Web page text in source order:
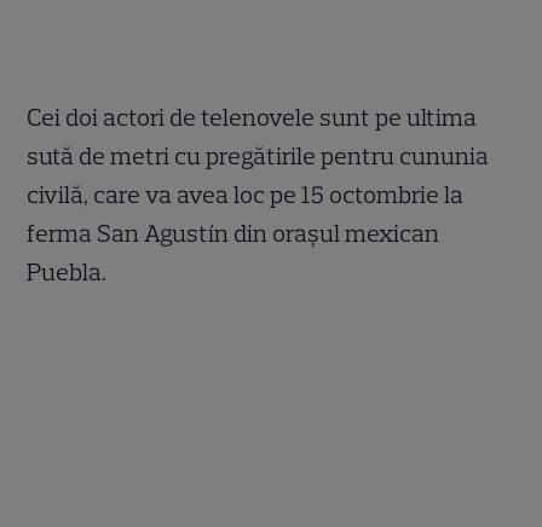
Cei doi actori de telenovele sunt pe ultima
sută de metri cu pregătirile pentru cununia
civilă, care va avea loc pe 15 octombrie la
ferma San Agustín din oraşul mexican
Puebla.